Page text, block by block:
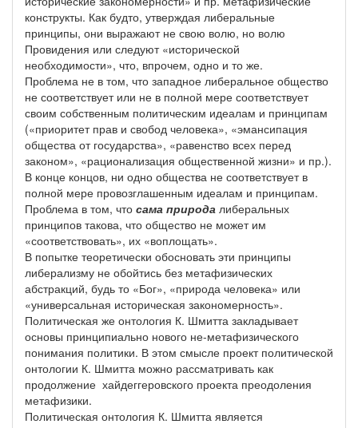
конструкты. Как будто, утверждая либеральные
принципы, они выражают не свою волю, но волю
Провидения или следуют «исторической
необходимости», что, впрочем, одно и то же.
Проблема не в том, что западное либеральное общество
не соответствует или не в полной мере соответствует
своим собственным политическим идеалам и принципам
(«приоритет прав и свобод человека», «эмансипация
общества от государства», «равенство всех перед
законом», «рационализация общественной жизни» и пр.).
В конце концов, ни одно общества не соответствует в
полной мере провозглашенным идеалам и принципам.
Проблема в том, что сама природа либеральных
принципов такова, что общество не может им
«соответствовать», их «воплощать».
В попытке теоретически обосновать эти принципы
либерализму не обойтись без метафизических
абстракций, будь то «Бог», «природа человека» или
«универсальная историческая закономерность».
Политическая же онтология К. Шмитта закладывает
основы принципиально нового не-метафизического
понимания политики. В этом смысле проект политической
онтологии К. Шмитта можно рассматривать как
продолжение хайдеггеровского проекта преодоления
метафизики.
Политическая онтология К. Шмитта является